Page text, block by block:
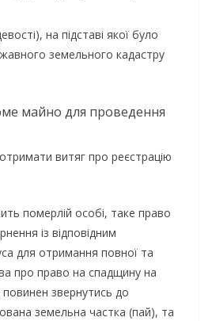
на підставі якої було
земельного кадастру
майно для проведення
витяг про реєстрацію
померлій особі, таке право
із відповідним
для отримання повної та
про право на спадщину на
звернутись до
земельна частка (пай), та
НОВИНИ ОГОЛОШЕННЯ
прийом документів
Кабінету Міністрів
внесок у
енергетичної
України
06.08.2026 gormr